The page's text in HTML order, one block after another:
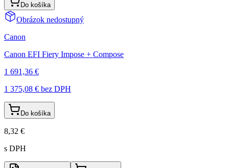
Do košíka
Obrázok nedostupný
Canon
Canon EFI Fiery Impose + Compose
1 691,36 €
1 375,08 € bez DPH
Do košíka
8,32 €
s DPH